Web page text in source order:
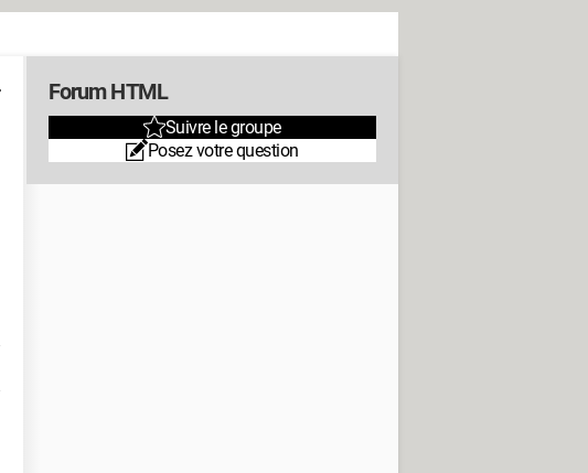
Forum HTML
Suivre le groupe
Posez votre question